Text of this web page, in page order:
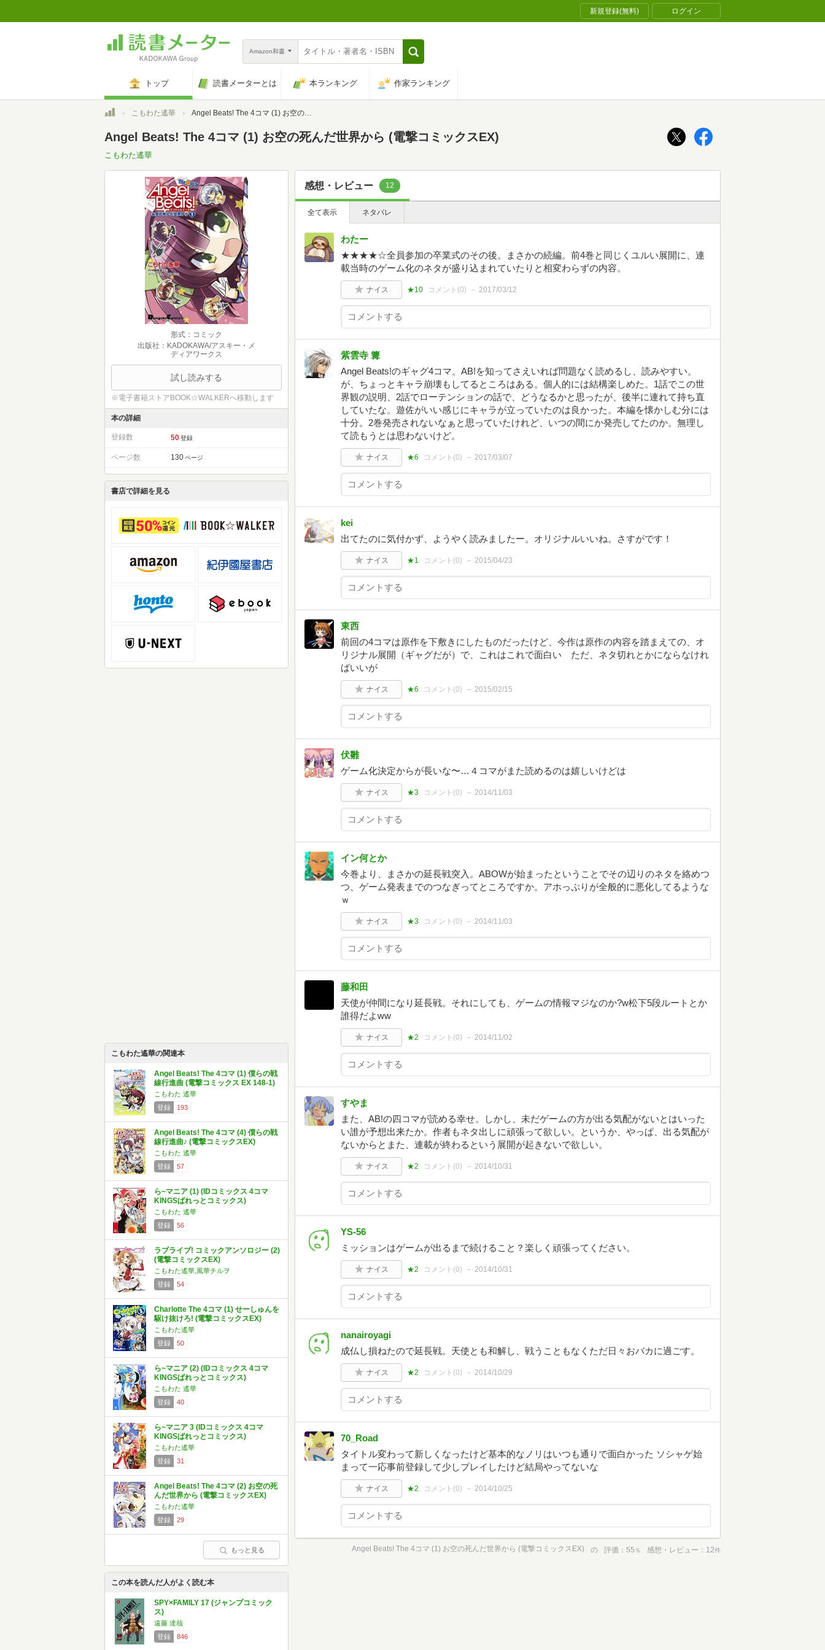
新規登録(無料) ログイン
Amazon和書
トップ 読書メーターとは 本ランキング 作家ランキング
トップこもわた遙華 Angel Beats! The 4コマ (1) お空の死んだ世界から (電撃コミックスEX)
Angel Beats! The 4コマ (1) お空の死んだ世界から (電撃コミックスEX)
こもわた遙華
形式：コミック
出版社：KADOKAWA/アスキー・メ
ディアワークス
試し読みする
※電子書籍ストアBOOK☆WALKERへ移動します
本の詳細
登録数 50 登録
ページ数 130 ページ
書店で詳細を見る
こもわた遙華の関連本
Angel Beats! The 4コマ (1) 僕らの戦
線行進曲 (電撃コミックス EX 148-1)
こもわた 遙華
登録
193
Angel Beats! The 4コマ (4) 僕らの戦
線行進曲♪ (電撃コミックスEX)
こもわた 遙華
登録
57
ら~マニア (1) (IDコミックス 4コマ
KINGSぱれっとコミックス)
こもわた 遙華
登録
56
ラブライブ! コミックアンソロジー (2)
(電撃コミックスEX)
こもわた遙華,風華チルヲ
登録
54
Charlotte The 4コマ (1) せーしゅんを
駆け抜けろ! (電撃コミックスEX)
こもわた遙華
登録
50
ら~マニア (2) (IDコミックス 4コマ
KINGSぱれっとコミックス)
こもわた 遙華
登録
40
ら~マニア 3 (IDコミックス 4コマ
KINGSぱれっとコミックス)
こもわた遙華
登録
31
Angel Beats! The 4コマ (2) お空の死
んだ世界から (電撃コミックスEX)
こもわた遙華
登録
29
もっと見る
この本を読んだ人がよく読む本
SPY×FAMILY 17 (ジャンプコミック
ス)
遠藤 達哉
登録
846
感想・レビュー 12
全て表示 ネタバレ
わたー
★★★★☆全員参加の卒業式のその後。まさかの続編。前4巻と同じくユルい展開に、連
載当時のゲーム化のネタが盛り込まれていたりと相変わらずの内容。
ナイス ★10 コメント(0) 2017/03/12
紫雲寺 篝
Angel Beats!のギャグ4コマ。AB!を知ってさえいれば問題なく読めるし、読みやすい。
が、ちょっとキャラ崩壊もしてるところはある。個人的には結構楽しめた。1話でこの世
界観の説明、2話でローテンションの話で、どうなるかと思ったが、後半に連れて持ち直
していたな。遊佐がいい感じにキャラが立っていたのは良かった。本編を懐かしむ分には
十分。2巻発売されないなぁと思っていたけれど、いつの間にか発売してたのか。無理し
て読もうとは思わないけど。
ナイス ★6 コメント(0) 2017/03/07
kei
出てたのに気付かず、ようやく読みましたー。オリジナルいいね。さすがです！
ナイス ★1 コメント(0) 2015/04/23
東西
前回の4コマは原作を下敷きにしたものだったけど、今作は原作の内容を踏まえての、オ
リジナル展開（ギャグだが）で、これはこれで面白い ただ、ネタ切れとかにならなけれ
ばいいが
ナイス ★6 コメント(0) 2015/02/15
伏雛
ゲーム化決定からが長いな〜…４コマがまた読めるのは嬉しいけどは
ナイス ★3 コメント(0) 2014/11/03
イン何とか
今巻より、まさかの延長戦突入。ABOWが始まったということでその辺りのネタを絡めつ
つ、ゲーム発表までのつなぎってところですか。アホっぷりが全般的に悪化してるような
ｗ
ナイス ★3 コメント(0) 2014/11/03
藤和田
天使が仲間になり延長戦。それにしても、ゲームの情報マジなのか?w松下5段ルートとか
誰得だよww
ナイス ★2 コメント(0) 2014/11/02
すやま
また、AB!の四コマが読める幸せ。しかし、未だゲームの方が出る気配がないとはいった
い誰が予想出来たか。作者もネタ出しに頑張って欲しい。というか、やっぱ、出る気配が
ないからとまた、連載が終わるという展開が起きないで欲しい。
ナイス ★2 コメント(0) 2014/10/31
YS-56
ミッションはゲームが出るまで続けること？楽しく頑張ってください。
ナイス ★2 コメント(0) 2014/10/31
nanairoyagi
成仏し損ねたので延長戦。天使とも和解し、戦うこともなくただ日々おバカに過ごす。
ナイス ★2 コメント(0) 2014/10/29
70_Road
タイトル変わって新しくなったけど基本的なノリはいつも通りで面白かった ソシャゲ始
まって一応事前登録して少しプレイしたけど結局やってないな
ナイス ★2 コメント(0) 2014/10/25
Angel Beats! The 4コマ (1) お空の死んだ世界から (電撃コミックスEX) の 評価 55 ％ 感想・レビュー 12件